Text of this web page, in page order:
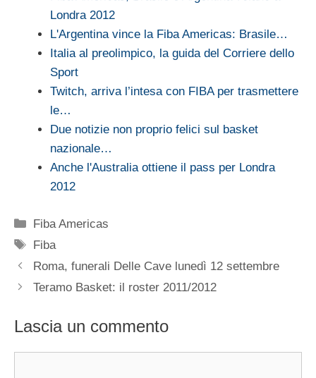
Londra 2012
L'Argentina vince la Fiba Americas: Brasile…
Italia al preolimpico, la guida del Corriere dello
Sport
Twitch, arriva l’intesa con FIBA per trasmettere
le…
Due notizie non proprio felici sul basket
nazionale…
Anche l'Australia ottiene il pass per Londra
2012
Categorie
Fiba Americas
Tag
Fiba
Roma, funerali Delle Cave lunedì 12 settembre
Teramo Basket: il roster 2011/2012
Lascia un commento